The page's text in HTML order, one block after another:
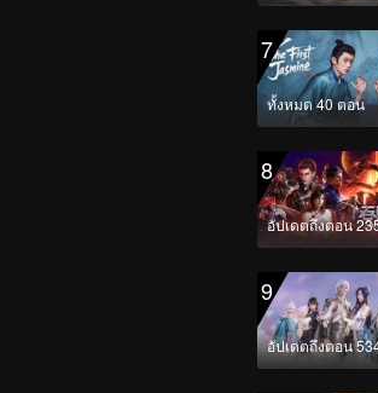
7
ทั้งหมด 40 ตอน
8
อัปเดตถึงตอน
9
อัปเดตถึงตอน